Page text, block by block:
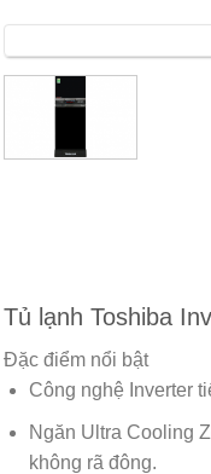
Tủ lạnh Toshiba
Đặc điểm nổi bật
Công nghệ Inverter
Ngăn Ultra Cooling
không rã đông.